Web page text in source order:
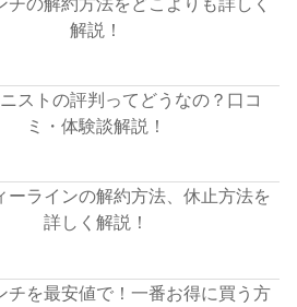
解説！
ストの評判ってどうなの？口コ
ミ・体験談解説！
ーラインの解約方法、休止方法を
詳しく解説！
チを最安値で！一番お得に買う方